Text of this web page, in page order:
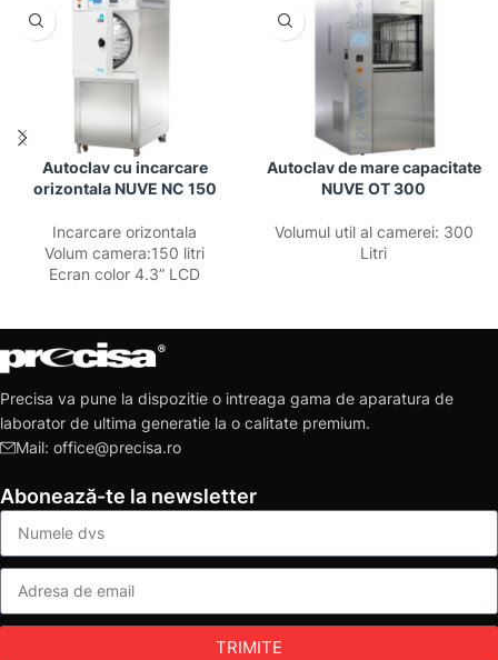
Autoclav cu incarcare
orizontala NUVE NC 150
Incarcare orizontala
Volum camera:150 litri
Ecran color 4.3” LCD
Autoclav de mare capacitate
NUVE OT 300
Volumul util al camerei: 300
Litri
Precisa va pune la dispozitie o intreaga gama de aparatura de
laborator de ultima generatie la o calitate premium.
Mail: office@precisa.ro
Abonează-te la newsletter
TRIMITE